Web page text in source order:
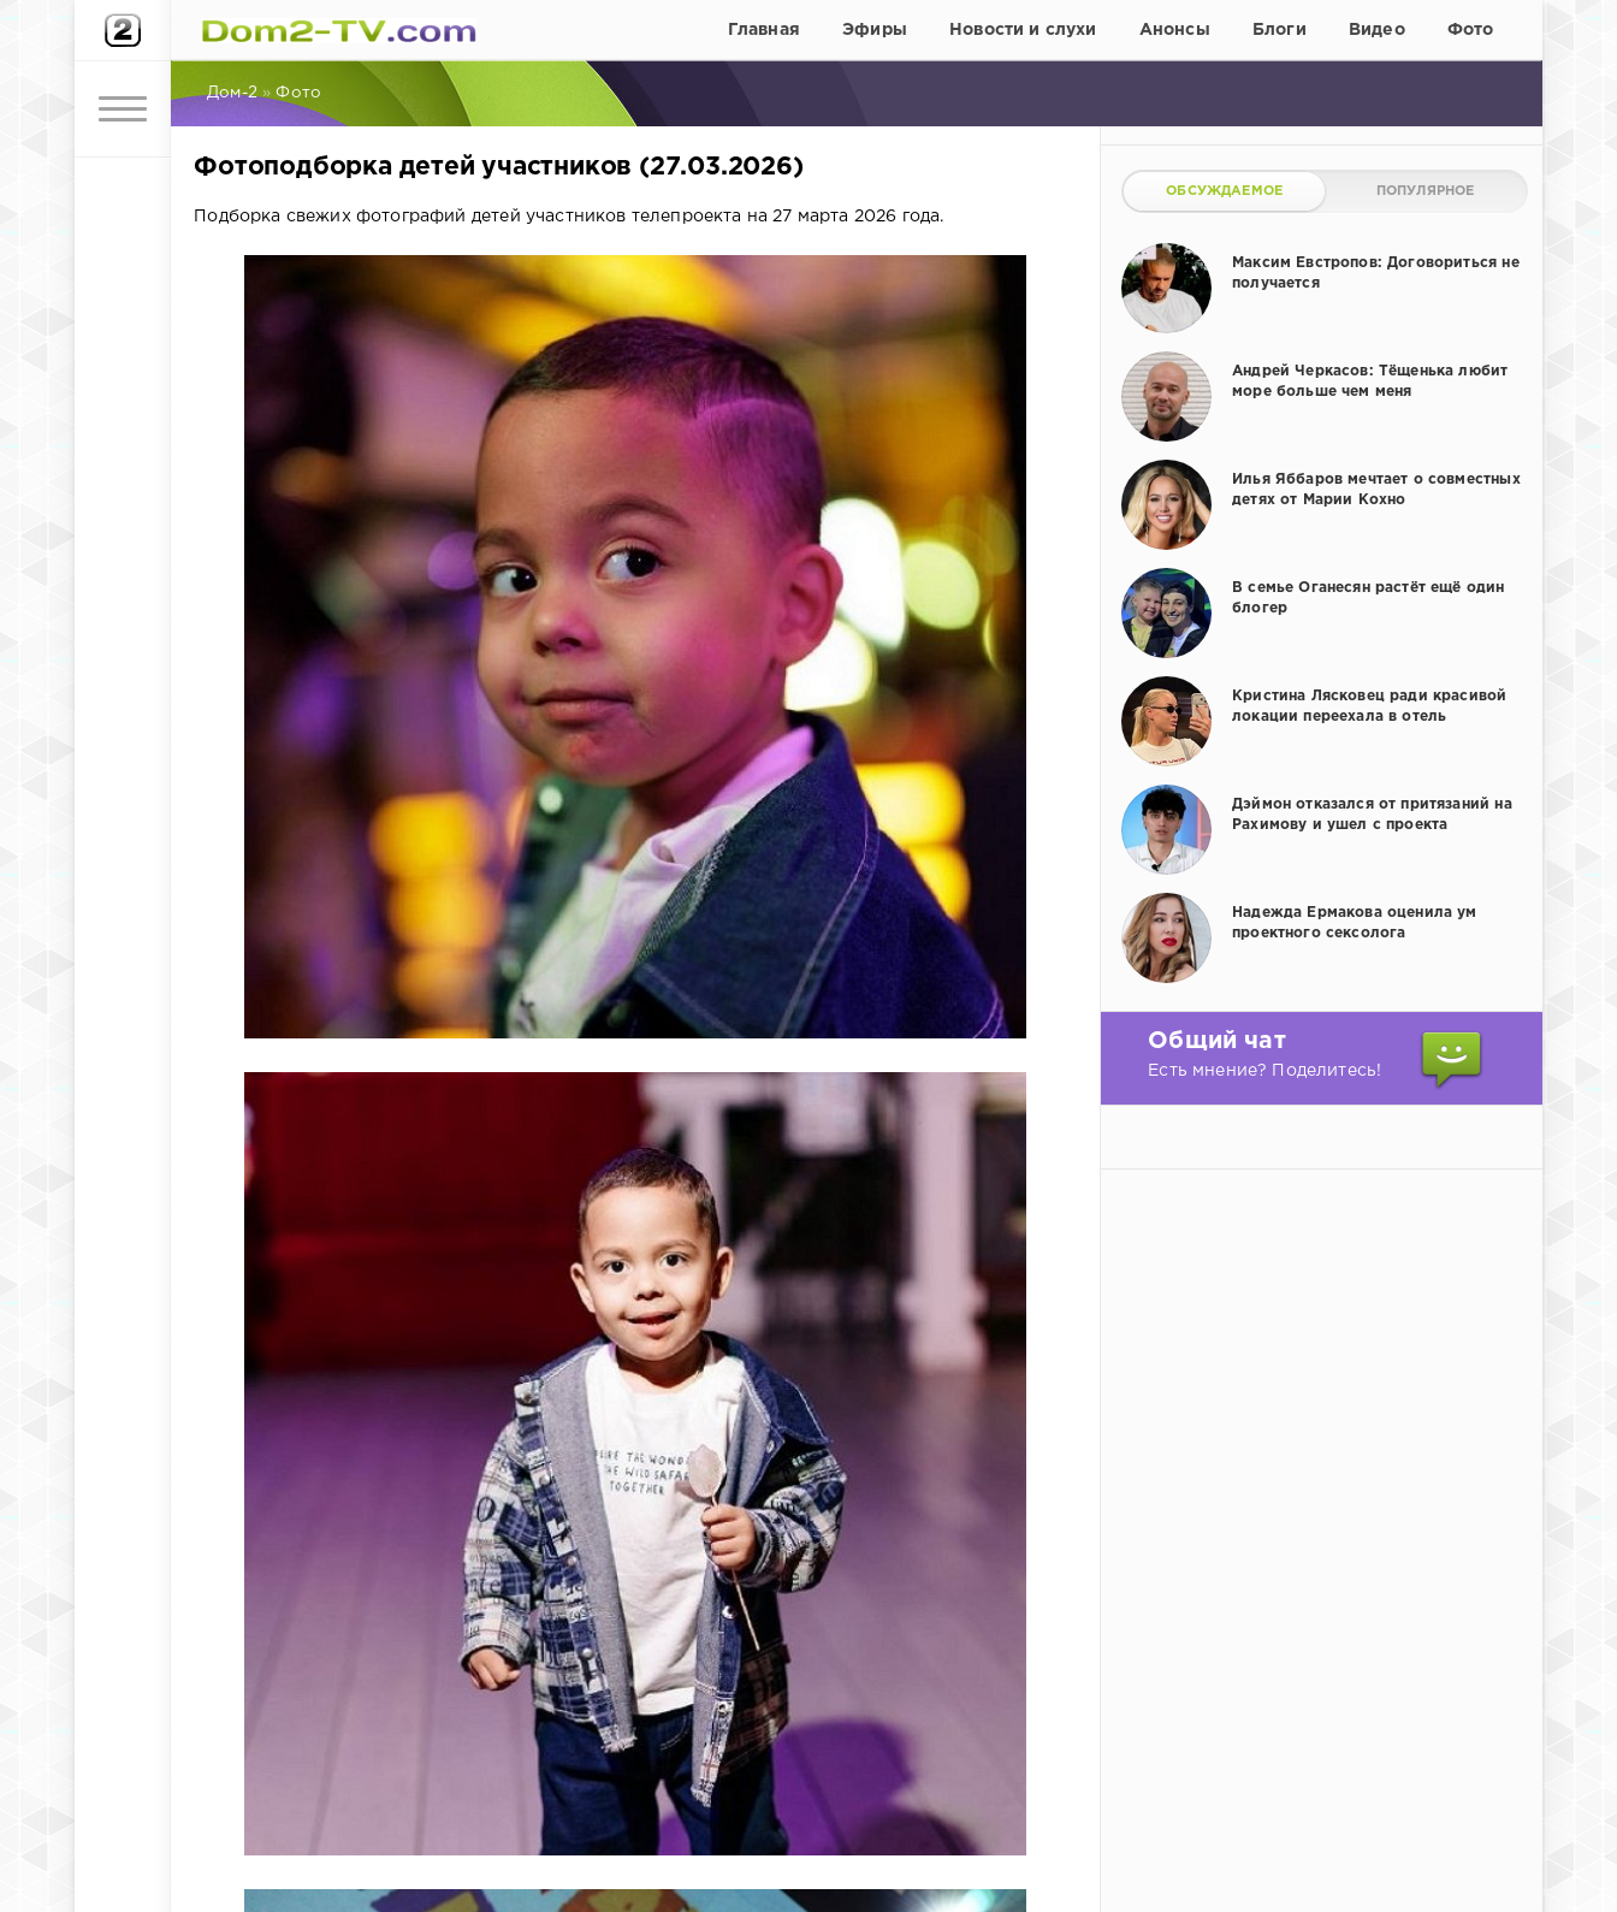
Главная Эфиры Новости и слухи Анонсы Блоги Видео Фото
Дом-2 »Фото
Фотоподборка детей участников (27.03.2026)
Подборка свежих фотографий детей участников телепроекта на 27 марта 2026 года.
ОБСУЖДАЕМОЕ ПОПУЛЯРНОЕ
Максим Евстропов: Договориться не
получается
Андрей Черкасов: Тёщенька любит
море больше чем меня
Илья Яббаров мечтает о совместных
детях от Марии Кохно
В семье Оганесян растёт ещё один
блогер
Кристина Лясковец ради красивой
локации переехала в отель
Дэймон отказался от притязаний на
Рахимову и ушел с проекта
Надежда Ермакова оценила ум
проектного сексолога
Общий чат
Есть мнение? Поделитесь!